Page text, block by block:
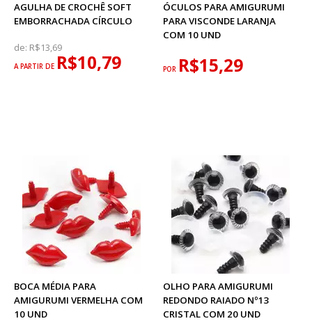
AGULHA DE CROCHÊ SOFT
EMBORRACHADA CÍRCULO
de: R$13,69
A PARTIR DE R$10,79
ÓCULOS PARA AMIGURUMI
PARA VISCONDE LARANJA
COM 10 UND
POR R$15,29
BOCA MÉDIA PARA
AMIGURUMI VERMELHA COM
10 UND
OLHO PARA AMIGURUMI
REDONDO RAIADO Nº13
CRISTAL COM 20 UND